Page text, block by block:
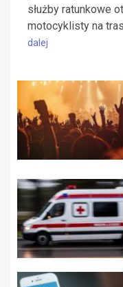
służby ratunkowe
motocyklisty na
dalej